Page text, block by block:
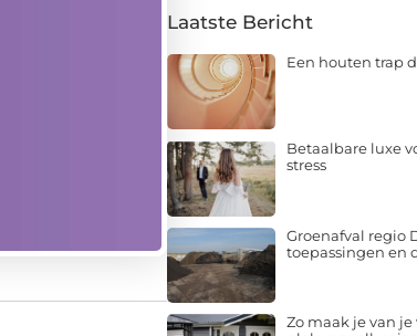
Laatste Bericht
Een houten trap
Betaalbare luxe
stress
Groenafval regio
toepassingen en
Zo maak je van